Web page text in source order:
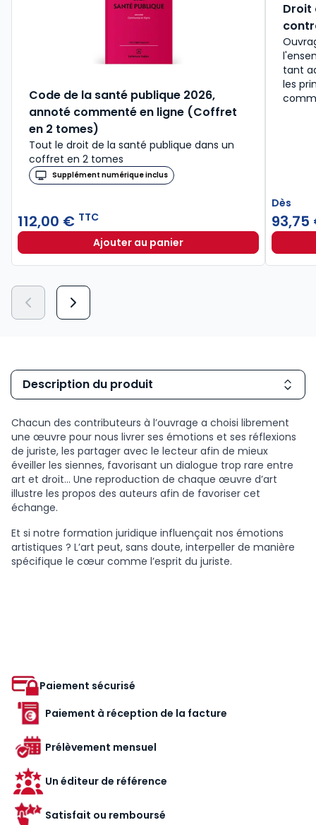
Code de la santé publique 2026,
annoté commenté en ligne (Coffret
en 2 tomes)
Tout le droit de la santé publique dans un
coffret en 2 tomes
Supplément numérique inclus
112,00 € TTC
Ajouter au panierCode de la santé publique 2026,
Droit
tant
les
Dès
93,75
Description du produit
Chacun des contributeurs à l’ouvrage a choisi librement
une œuvre pour nous livrer ses émotions et ses réflexions
de juriste, les partager avec le lecteur afin de mieux
éveiller les siennes, favorisant un dialogue trop rare entre
art et droit… Une reproduction de chaque œuvre d’art
illustre les propos des auteurs afin de favoriser cet
échange.
Et si notre formation juridique influençait nos émotions
artistiques ? L’art peut, sans doute, interpeller de manière
spécifique le cœur comme l’esprit du juriste.
Paiement sécurisé
Paiement à réception de la facture
Prélèvement mensuel
Un éditeur de référence
Satisfait ou remboursé